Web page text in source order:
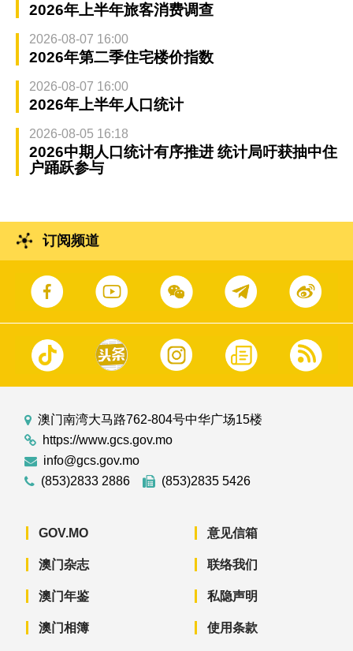
2026年上半年旅客消费调查
2026-08-07 16:00
2026年第二季住宅楼价指数
2026-08-07 16:00
2026年上半年人口统计
2026-08-05 16:18
2026中期人口统计有序推进 统计局吁获抽中住
户踊跃参与
订阅频道
澳门南湾大马路762-804号中华广场15楼
https://www.gcs.gov.mo
info@gcs.gov.mo
(853)2833 2886
(853)2835 5426
GOV.MO
澳门杂志
澳门年鉴
澳门相簿
意见信箱
联络我们
私隐声明
使用条款